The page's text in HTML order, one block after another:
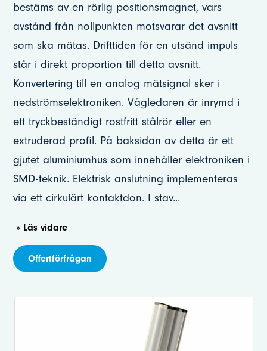
bestäms av en rörlig positionsmagnet, vars
avstånd från nollpunkten motsvarar det avsnitt
som ska mätas. Drifttiden för en utsänd impuls
står i direkt proportion till detta avsnitt.
Konvertering till en analog mätsignal sker i
nedströmselektroniken. Vågledaren är inrymd i
ett tryckbeständigt rostfritt stålrör eller en
extruderad profil. På baksidan av detta är ett
gjutet aluminiumhus som innehåller elektroniken i
SMD-teknik. Elektrisk anslutning implementeras
via ett cirkulärt kontaktdon. I stav...
» Läs vidare
Offertförfrågan